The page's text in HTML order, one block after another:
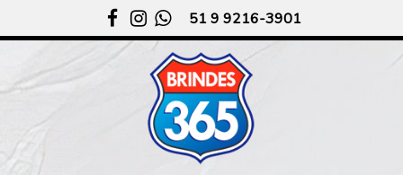
51 9 9216-3901